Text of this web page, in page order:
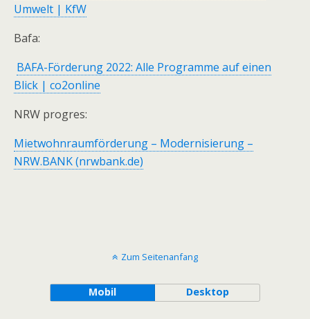
Umwelt | KfW
Bafa:
BAFA-Förderung 2022: Alle Programme auf einen
Blick | co2online
NRW progres:
Mietwohnraumförderung – Modernisierung –
NRW.BANK (nrwbank.de)
Zum Seitenanfang
Mobil Desktop